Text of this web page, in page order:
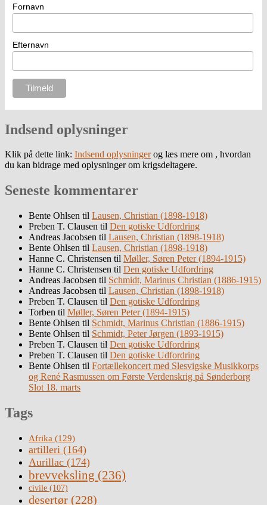
Fornavn
Efternavn
Indsend oplysninger
Klik på dette link: Indsend oplysningerog læs mere om , hvordan
du kan bidrage med oplysninger om krigsdeltagere.
Seneste kommentarer
Bente Ohlsen til Lausen, Christian (1898-1918)
Preben T. Clausen til Den gotiske Udfordring
Andreas Jacobsen til Lausen, Christian (1898-1918)
Bente Ohlsen til Lausen, Christian (1898-1918)
Hanne C. Christensen til Møller, Søren Peter (1894-1915)
Hanne C. Christensen til Den gotiske Udfordring
Andreas Jacobsen til Schmidt, Marinus Christian (1886-1915)
Andreas Jacobsen til Lausen, Christian (1898-1918)
Preben T. Clausen til Den gotiske Udfordring
Torben til Møller, Søren Peter (1894-1915)
Bente Ohlsen til Schmidt, Marinus Christian (1886-1915)
Bente Ohlsen til Schmidt, Peter Jørgen (1893-1915)
Preben T. Clausen til Den gotiske Udfordring
Preben T. Clausen til Den gotiske Udfordring
Bente Ohlsen til Fortællekoncert med Slesvigske Musikkorps
og René Rasmussen om Første Verdenskrig på Sønderborg
Slot 18. marts
Tags
Afrika (129)
artilleri (164)
Aurillac (174)
brevveksling (236)
civile (107)
desertør (228)